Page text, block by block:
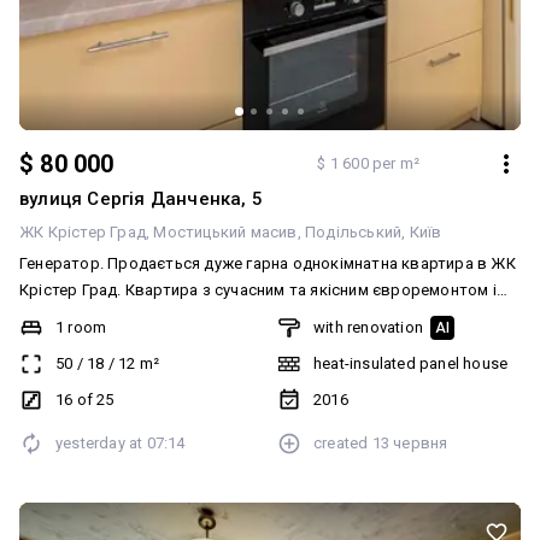
$ 80 000 $ 1 600 per m²
вулиця Сергія Данченка, 5
ЖК Крістер Град Мостицький масив Подільський Київ
Генератор. Продається дуже гарна однокімнатна квартира в ЖК
Крістер Град. Квартира з сучасним та якісним євроремонтом і
зручним плануванням. Планування роздільне-окрема кімната
,кухня з вбудованими меблями ,з кухні вихід на велику лоджію
засклена.(можливо використовання під кабінет) Повністю
укомплектована меблями та побутовою технікою. Кондиціонер.
фурнітура Блюм. . Є лічильники на все. Розвинена
Запрошуємо на перегляд. Державні програми не розглядаємо
1 room
50 / 18 / 12 m²
16 of 25
with renovation AI
heat-insulated panel house
2016
yesterday at 07:14 created 13 червня